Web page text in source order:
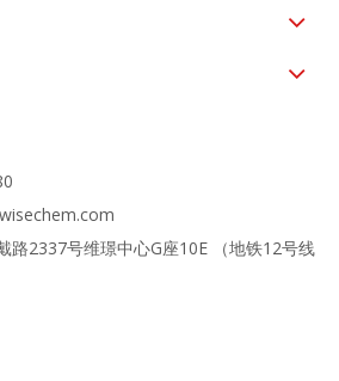
路2337号维璟中心G座10E （地铁12号线